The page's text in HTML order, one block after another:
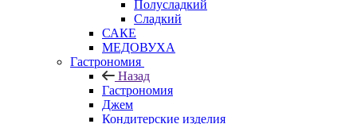
Полусладкий
Сладкий
САКЕ
МЕДОВУХА
Гастрономия
Назад
Гастрономия
Джем
Кондитерские изделия